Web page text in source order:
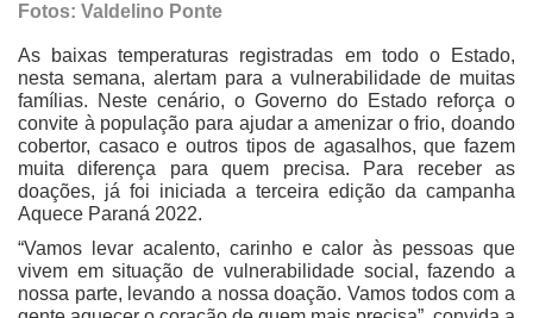
Fotos: Valdelino Ponte
As baixas temperaturas registradas em todo o Estado,
nesta semana, alertam para a vulnerabilidade de muitas
famílias. Neste cenário, o Governo do Estado reforça o
convite à população para ajudar a amenizar o frio, doando
cobertor, casaco e outros tipos de agasalhos, que fazem
muita diferença para quem precisa. Para receber as
doações, já foi iniciada a terceira edição da campanha
Aquece Paraná 2022.
“Vamos levar acalento, carinho e calor às pessoas que
vivem em situação de vulnerabilidade social, fazendo a
nossa parte, levando a nossa doação. Vamos todos com a